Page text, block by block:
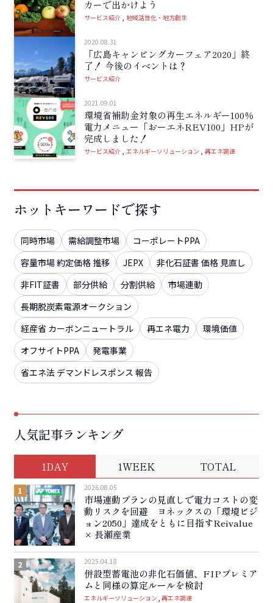
カーで出かけよう
サービス紹介 地域活性化・地方創生
2020.08.31
「広島キャンピングカーフェア2020」終
了！ 今後のイベントは？
サービス紹介
2021.09.01
環境省補助金対象の再生エネルギー100％
電力メニュー「おーエネREV100」HPが
完成しました！
サービス紹介 エネルギーソリューション 再エネ調達
ホットキーワードで探す
同時市場 需給調整市場
コーポレートPPA
容量市場 約定価格 推移
JEPX
非化石証書 価格 見直し
非FIT証書
部分供給 分割供給
市場連動
長期脱炭素電源オークション
経産省 カーボンニュートラル
再エネ電力
環境価値
オフサイトPPA
発電事業
省エネ法 デマンドレスポンス 報告
人気記事ランキング
1DAY 1WEEK TOTAL
2026.08.05
市場連動プランの見直しで電力コストの変
動リスクを回避 ヨネックスの「環境ビジ
ョン2050」達成をともに目指すReivalue
× 長瀬産業
2025.04.18
併設型蓄電池の非化石価値、FIPプレミア
ムと同様の算定ルールを検討
エネルギーソリューション 再エネ調達